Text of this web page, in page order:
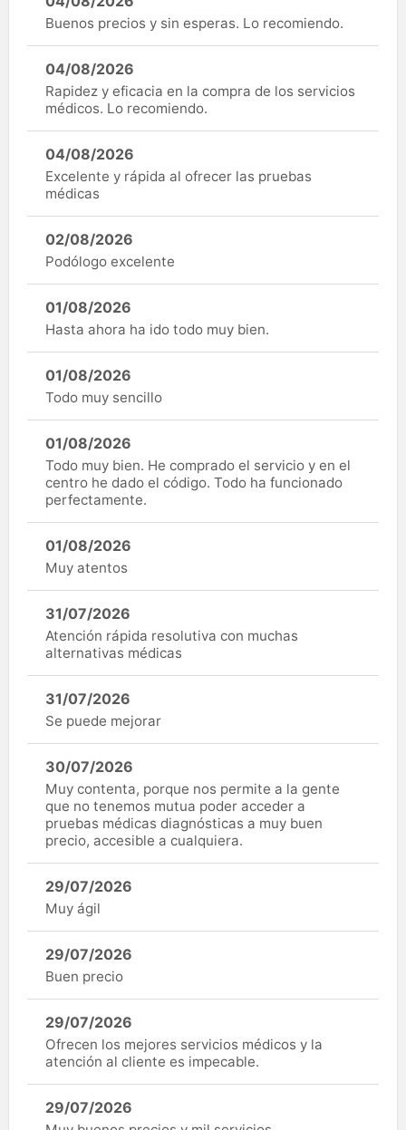
Buenos precios y sin esperas. Lo recomiendo.
04/08/2026
Rapidez y eficacia en la compra de los servicios
médicos. Lo recomiendo.
04/08/2026
Excelente y rápida al ofrecer las pruebas
médicas
02/08/2026
Podólogo excelente
01/08/2026
Hasta ahora ha ido todo muy bien.
01/08/2026
Todo muy sencillo
01/08/2026
Todo muy bien. He comprado el servicio y en el
centro he dado el código. Todo ha funcionado
perfectamente.
01/08/2026
Muy atentos
31/07/2026
Atención rápida resolutiva con muchas
alternativas médicas
31/07/2026
Se puede mejorar
30/07/2026
Muy contenta, porque nos permite a la gente
que no tenemos mutua poder acceder a
pruebas médicas diagnósticas a muy buen
precio, accesible a cualquiera.
29/07/2026
Muy ágil
29/07/2026
Buen precio
29/07/2026
Ofrecen los mejores servicios médicos y la
atención al cliente es impecable.
29/07/2026